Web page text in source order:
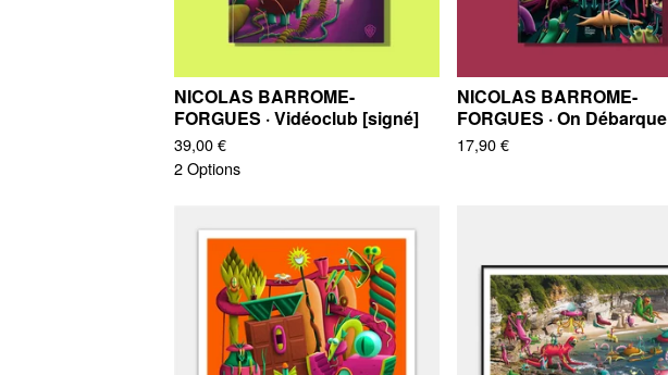
NICOLAS BARROME-
FORGUES · Vidéoclub [signé]
39,00€
2 Options
NICOLAS BARROME-
FORGUES · On Débarque
17,90€